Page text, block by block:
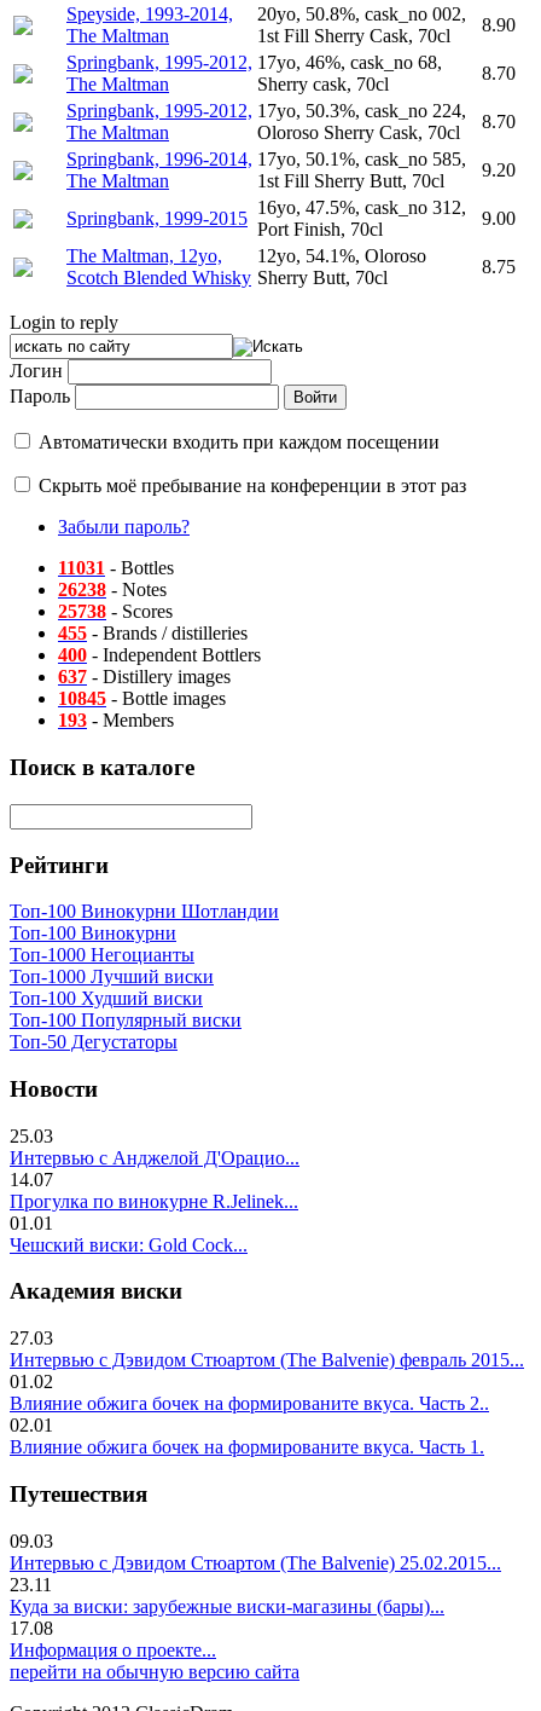
Speyside, 1993-2014,
The Maltman
20yo, 50.8%, cask_no 002,
1st Fill Sherry Cask, 70cl
8.90
Springbank, 1995-2012,
The Maltman
17yo, 46%, cask_no 68,
Sherry cask, 70cl
8.70
Springbank, 1995-2012,
The Maltman
17yo, 50.3%, cask_no 224,
Oloroso Sherry Cask, 70cl
8.70
Springbank, 1996-2014,
The Maltman
17yo, 50.1%, cask_no 585,
1st Fill Sherry Butt, 70cl
9.20
Springbank, 1999-2015
16yo, 47.5%, cask_no 312,
Port Finish, 70cl
9.00
The Maltman, 12yo,
Scotch Blended Whisky
12yo, 54.1%, Oloroso
Sherry Butt, 70cl
8.75
Login to reply
Логин
Пароль
Автоматически входить при каждом посещении
Скрыть моё пребывание на конференции в этот раз
Забыли пароль?
11031 - Bottles
26238 - Notes
25738 - Scores
455 - Brands / distilleries
400 - Independent Bottlers
637 - Distillery images
10845 - Bottle images
193 - Members
Поиск в каталоге
Рейтинги
Топ-100 Винокурни Шотландии
Топ-100 Винокурни
Топ-1000 Негоцианты
Топ-1000 Лучший виски
Топ-100 Худший виски
Топ-100 Популярный виски
Топ-50 Дегустаторы
Новости
25.03
Интервью с Анджелой Д'Орацио...
14.07
Прогулка по винокурне R.Jelinek...
01.01
Чешский виски: Gold Cock...
Академия виски
27.03
Интервью с Дэвидом Стюартом (The Balvenie) февраль 2015...
01.02
Влияние обжига бочек на формированите вкуса. Часть 2..
02.01
Влияние обжига бочек на формированите вкуса. Часть 1.
Путешествия
09.03
Интервью с Дэвидом Стюартом (The Balvenie) 25.02.2015...
23.11
Куда за виски: зарубежные виски-магазины (бары)...
17.08
Информация о проекте...
перейти на обычную версию сайта